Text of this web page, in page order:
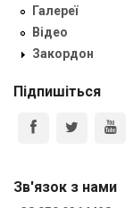
Галереї
Відео
Закордон
Підпишіться
Зв'язок з нами